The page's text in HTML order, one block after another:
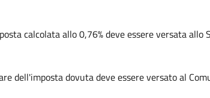
calcolata allo 0,76% deve essere versata
dell'imposta dovuta deve essere versato al